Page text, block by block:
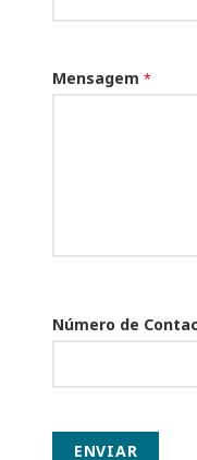
Mensagem *
Número de
ENVIAR